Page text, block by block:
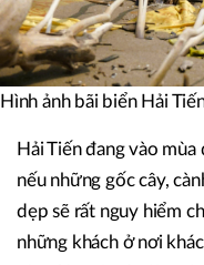
Hình ảnh bãi biển Hải
Hải Tiến đang vào
nếu những gốc cây,
dẹp sẽ rất nguy hiểm
những khách ở nơi